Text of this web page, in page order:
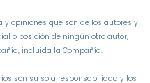
y opiniones que son de los autores y
o posición de ningún otro autor,
incluida la Compañía.
son su sola responsabilidad y los